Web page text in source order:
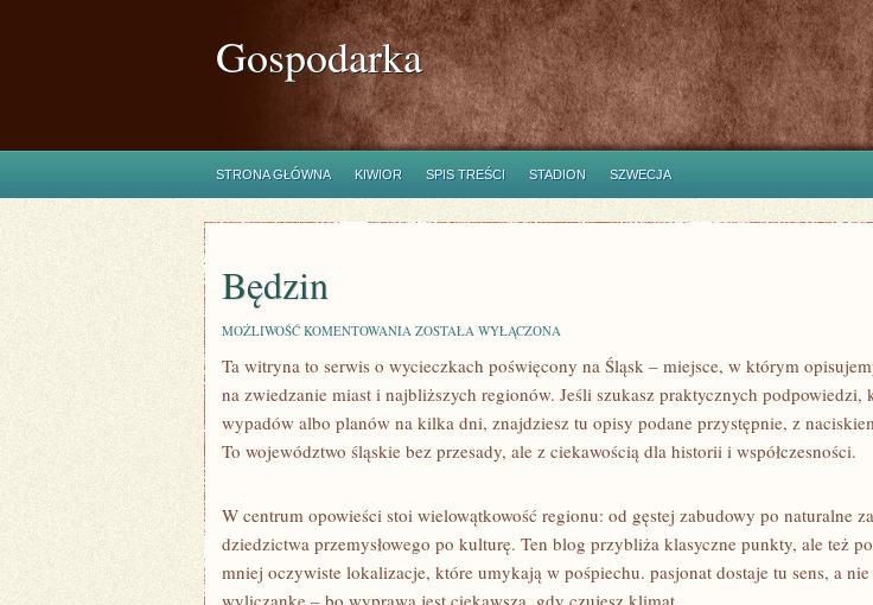
Gospodarka
STRONA GŁÓWNA KIWIOR SPIS TREŚCI STADION SZWECJA
Będzin
MOŻLIWOŚĆ KOMENTOWANIA BĘDZIN
ZOSTAŁA WYŁĄCZONA
Ta witryna to serwis o wycieczkach poświęcony na Śląsk – miejsce, w którym
na zwiedzanie miast i najbliższych regionów. Jeśli szukasz praktycznych podpowiedzi,
wypadów albo planów na kilka dni, znajdziesz tu opisy podane przystępnie, z
To województwo śląskie bez przesady, ale z ciekawością dla historii i współczesności.
W centrum opowieści stoi wielowątkowość regionu: od gęstej zabudowy po naturalne
dziedzictwa przemysłowego po kulturę. Ten blog przybliża klasyczne punkty, ale też
mniej oczywiste lokalizacje, które umykają w pośpiechu. pasjonat dostaje tu sens, a
wyliczankę – bo wyprawa jest ciekawsza, gdy czujesz klimat.